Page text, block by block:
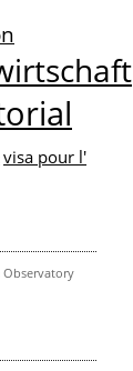
visa pour l'
Observatory